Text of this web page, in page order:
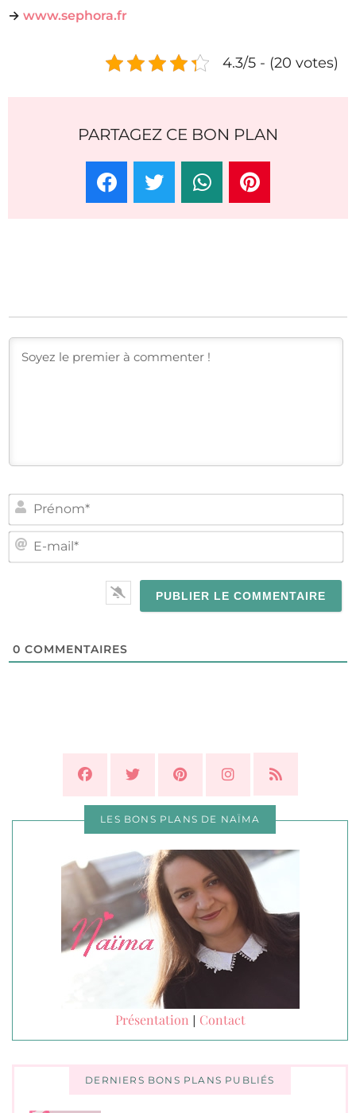
→ www.sephora.fr
4.3/5 - (20 votes)
PARTAGEZ CE BON PLAN
E-
0 COMMENTAIRES
LES BONS PLANS DE NAÏMA
Présentation | Contact
DERNIERS BONS PLANS PUBLIÉS